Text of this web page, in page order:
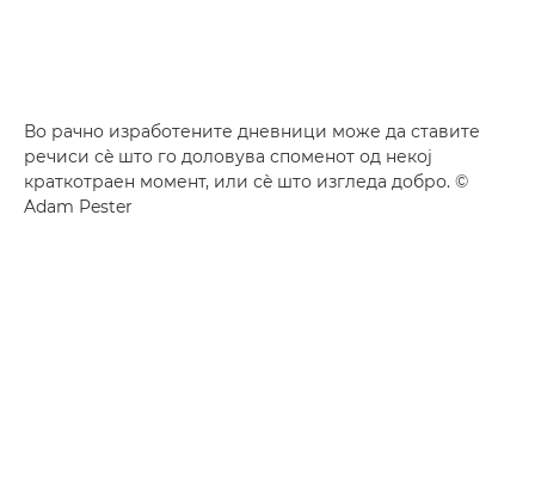
Во рачно изработените дневници може да ставите
речиси сè што го доловува споменот од некој
краткотраен момент, или сè што изгледа добро. ©
Adam Pester